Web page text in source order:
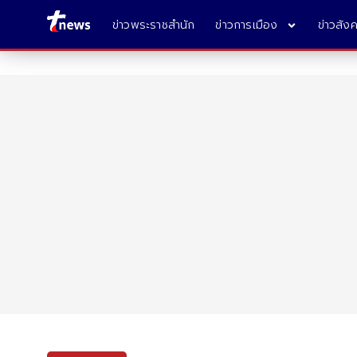
ข่าวพระราชสำนัก ข่าวการเมือง ข่าวสัง